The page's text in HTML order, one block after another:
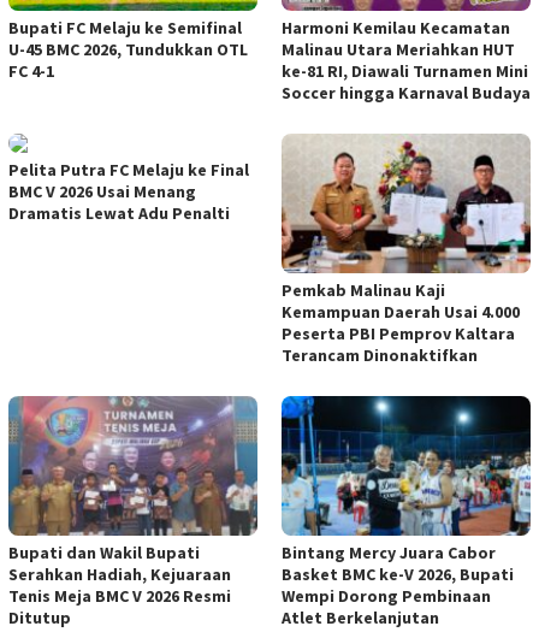
Bupati FC Melaju ke Semifinal
U-45 BMC 2026, Tundukkan OTL
FC 4-1
Harmoni Kemilau Kecamatan
Malinau Utara Meriahkan HUT
ke-81 RI, Diawali Turnamen Mini
Soccer hingga Karnaval Budaya
Pelita Putra FC Melaju ke Final
BMC V 2026 Usai Menang
Dramatis Lewat Adu Penalti
Pemkab Malinau Kaji
Kemampuan Daerah Usai 4.000
Peserta PBI Pemprov Kaltara
Terancam Dinonaktifkan
Bupati dan Wakil Bupati
Serahkan Hadiah, Kejuaraan
Tenis Meja BMC V 2026 Resmi
Ditutup
Bintang Mercy Juara Cabor
Basket BMC ke-V 2026, Bupati
Wempi Dorong Pembinaan
Atlet Berkelanjutan